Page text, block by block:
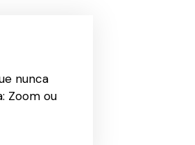
nunca
Zoom ou